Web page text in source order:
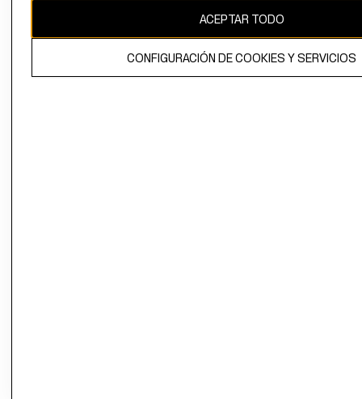
El contenido de esta página web está protegido por copyright y es
propiedad de H&M Hennes & Mauritz AB.
ACEPTAR TODO
CONFIGURACIÓN DE COOKIES Y SERVICIOS